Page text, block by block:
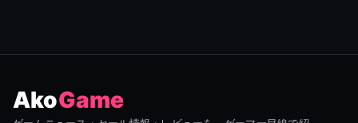
AkoGame